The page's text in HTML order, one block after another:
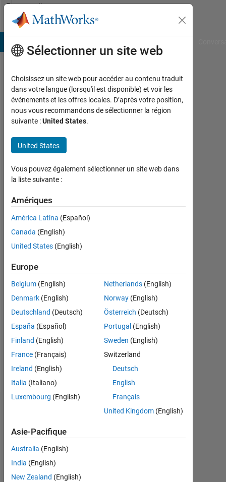
Passer au contenu
Community
Profile
Sietse
Braakman
MathWorks
seen:
plus
ans il
|
Actif
depuis
Followers:
0
0
Follow
Message
Statistiques
All MATLAB Answers
-2
-1 6
7
Sélectionner un site web
Choisissez un site web pour accéder au contenu traduit
dans votre langue (lorsqu'il est disponible) et voir les
événements et les offres locales. D’après votre position,
nous vous recommandons de sélectionner la région
suivante :United States.
United States
Vous pouvez également sélectionner un site web dans
la liste suivante :
Amériques
América Latina (Español)
Canada (English)
United States (English)
Europe
Belgium (English)
Denmark (English)
Deutschland (Deutsch)
España (Español)
Finland (English)
France (Français)
Ireland (English)
Italia (Italiano)
Luxembourg (English)
Netherlands(English)
Norway(English)
Österreich (Deutsch)
Portugal (English)
Sweden (English)
Switzerland
Deutsch
English
Français
United Kingdom(English)
Asie-Pacifique
Australia (English)
India (English)
New Zealand (English)